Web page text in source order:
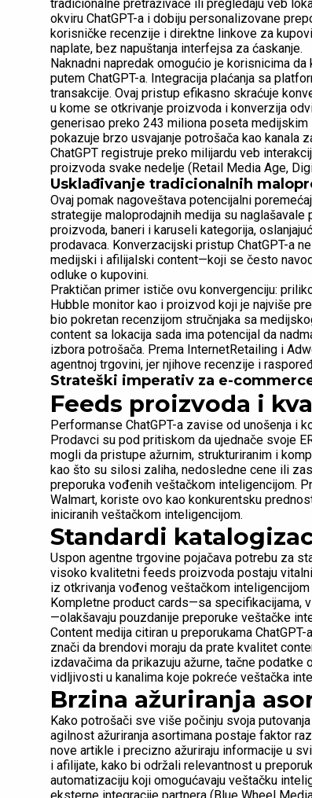
tradicionalne pretraživače ili pregledaju veb
okviru ChatGPT-a i dobiju personalizovane
korisničke recenzije i direktne linkove za
naplate, bez napuštanja interfejsa za ćaskanje.
Naknadni napredak omogućio je korisnicima
putem ChatGPT-a. Integracija plaćanja sa
transakcije. Ovaj pristup efikasno skraćuje
u kome se otkrivanje proizvoda i konverzija
generisao preko 243 miliona poseta
pokazuje brzo usvajanje potrošača kao kanala
ChatGPT registruje preko milijardu veb
proizvoda svake nedelje (Retail Media Age,
Usklađivanje tradicionalnih
Ovaj pomak nagoveštava potencijalni
strategije maloprodajnih medija su
proizvoda, baneri i karuseli kategorija,
prodavaca. Konverzacijski pristup ChatGPT-a
medijski i afilijalski content—koji se često
odluke o kupovini.
Praktičan primer ističe ovu konvergenciju:
Hubble monitor kao i proizvod koji je najviše
bio pokretan recenzijom stručnjaka sa
content sa lokacija sada ima potencijal da
izbora potrošača. Prema InternetRetailing i
agentnoj trgovini, jer njihove recenzije i
Strateški imperativ za e-
Feeds proizvoda i
Performanse ChatGPT-a zavise od unošenja i
Prodavci su pod pritiskom da ujednače svoje
mogli da pristupe ažurnim, strukturiranim i
kao što su silosi zaliha, nedosledne cene ili
preporuka vođenih veštačkom inteligencijom.
Walmart, koriste ovo kao konkurentsku
iniciranih veštačkom inteligencijom.
Standardi
Uspon agentne trgovine pojačava potrebu za
visoko kvalitetni feeds proizvoda postaju
iz otkrivanja vođenog veštačkom
Kompletne product cards—sa specifikacijama,
—olakšavaju pouzdanije preporuke veštačke
Content medija citiran u preporukama
znači da brendovi moraju da prate kvalitet
izdavačima da prikazuju ažurne, tačne
vidljivosti u kanalima koje pokreće veštačka
Brzina ažuriranja
Kako potrošači sve više počinju svoja
agilnost ažuriranja asortimana postaje faktor
nove artikle i precizno ažuriraju informacije u
i afilijate, kako bi održali relevantnost u
automatizaciju koji omogućavaju veštačku